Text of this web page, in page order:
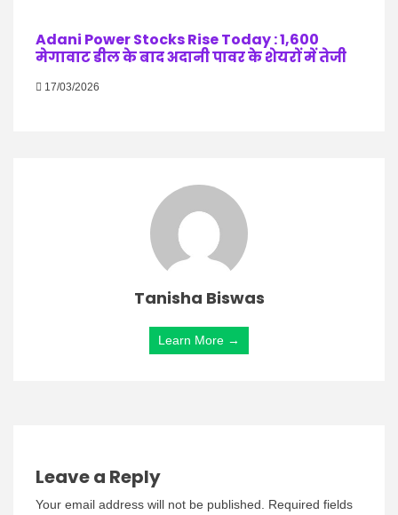
Adani Power Stocks Rise Today : 1,600
मेगावाट डील के बाद अदानी पावर के शेयरों में तेजी
17/03/2026
Tanisha Biswas
Learn More →
Leave a Reply
Your email address will not be published.
Required fields